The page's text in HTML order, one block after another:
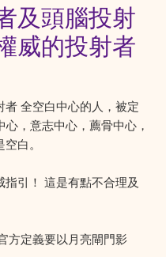
及頭腦投射
威的投射者
全空白中心的人，被定
，意志中心，薦骨中心，
白。
引！ 這是有點不合理及
方定義要以月亮閘門影